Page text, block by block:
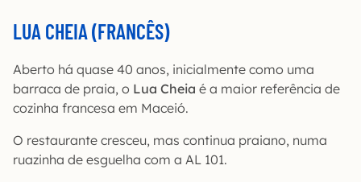
LUA CHEIA (FRANCÊS)
Aberto há quase 40 anos, inicialmente como uma
barraca de praia, o Lua Cheia é a maior referência de
cozinha francesa em Maceió.
O restaurante cresceu, mas continua praiano, numa
ruazinha de esguelha com a AL 101.